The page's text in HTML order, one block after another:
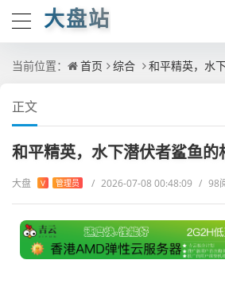
大盘站
当前位置： 首页 综合 和平精英，水下
正文
和平精英，水下潜伏者鲨鱼的
大盘 V 管理员 / 2026-07-08 00:48:09 / 98